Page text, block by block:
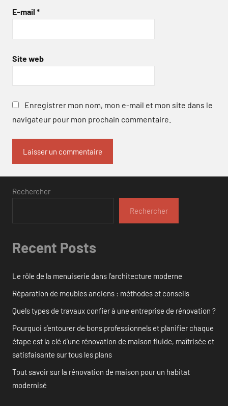
E-mail *
Site web
Enregistrer mon nom, mon e-mail et mon site dans le
navigateur pour mon prochain commentaire.
Rechercher
Rechercher
Recent Posts
Le rôle de la menuiserie dans l’architecture moderne
Réparation de meubles anciens : méthodes et conseils
Quels types de travaux confier à une entreprise de rénovation ?
Pourquoi s’entourer de bons professionnels et planifier chaque
étape est la clé d’une rénovation de maison fluide, maîtrisée et
satisfaisante sur tous les plans
Tout savoir sur la rénovation de maison pour un habitat
modernisé